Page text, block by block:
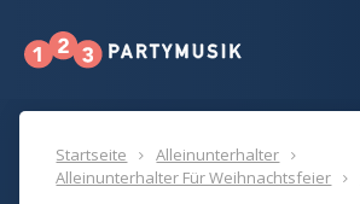
Startseite
Alleinunterhalter
Alleinunterhalter Für Weihnachtsfeier